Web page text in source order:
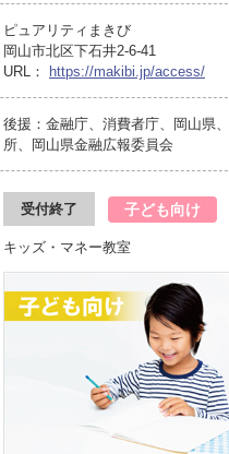
ピュアリティまきび
岡山市北区下石井2-6-41
URL：
https://makibi.jp/access/
後援：金融庁、消費者庁、岡山県
所、岡山県金融広報委員会
受付終了 子ども向け
キッズ・マネー教室